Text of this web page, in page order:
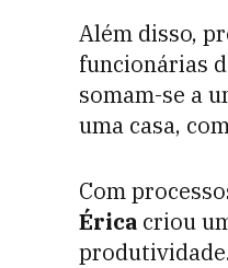
Além disso,
funcionárias
somam-se a
uma casa,
Com
Érica criou